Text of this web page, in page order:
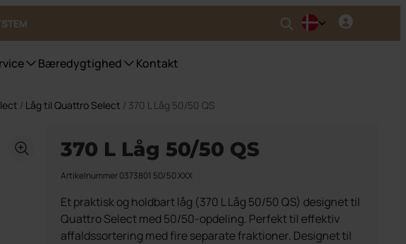
Bæredygtighed Kontakt
/ Låg til Quattro Select / 370 L Låg 50/50 QS
370 L Låg 50/50 QS
Artikelnummer 0373801 50/50 XXX
Et praktisk og holdbart låg (370 L Låg 50/50 QS) designet til
Quattro Select med 50/50-opdeling. Perfekt til effektiv
affaldssortering med fire separate fraktioner. Designet til